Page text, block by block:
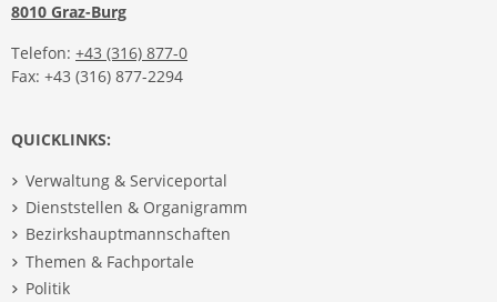
8010 Graz-Burg
Telefon: +43 (316) 877-0
Fax: +43 (316) 877-2294
QUICKLINKS:
Verwaltung & Serviceportal
Dienststellen & Organigramm
Bezirkshauptmannschaften
Themen & Fachportale
Politik